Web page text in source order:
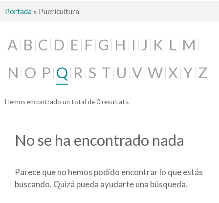
Portada » Puericultura
A B C D E F G H I J K L M
N O P Q R S T U V W X Y Z
Hemos encontrado un total de 0 resultats.
No se ha encontrado nada
Parece que no hemos podido encontrar lo que estás
buscando. Quizá pueda ayudarte una búsqueda.